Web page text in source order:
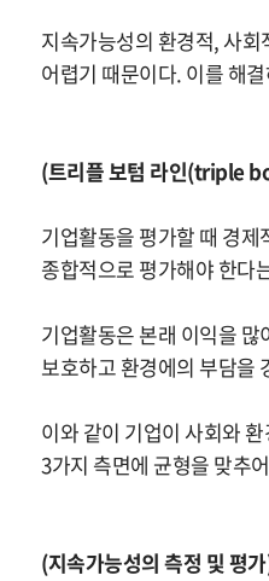
지속가능성의 환경적, 사
어렵기 때문이다. 이를 해
(트리플 보텀 라인(triple
기업활동을 평가할 때 경
종합적으로 평가해야 한다
기업활동은 본래 이익을
보호하고 환경에의 부담을
이와 같이 기업이 사회와
3가지 측면에 균형을 맞추
(지속가능성의 측정 및 평